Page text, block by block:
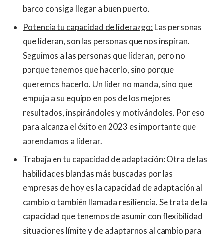
barco consiga llegar a buen puerto.
Potencia tu capacidad de liderazgo: Las personas
que lideran, son las personas que nos inspiran.
Seguimos a las personas que lideran, pero no
porque tenemos que hacerlo, sino porque
queremos hacerlo. Un líder no manda, sino que
empuja a su equipo en pos de los mejores
resultados, inspirándoles y motivándoles. Por eso
para alcanza el éxito en 2023 es importante que
aprendamos a liderar.
Trabaja en tu capacidad de adaptación: Otra de las
habilidades blandas más buscadas por las
empresas de hoy es la capacidad de adaptación al
cambio o también llamada resiliencia. Se trata de la
capacidad que tenemos de asumir con flexibilidad
situaciones límite y de adaptarnos al cambio para